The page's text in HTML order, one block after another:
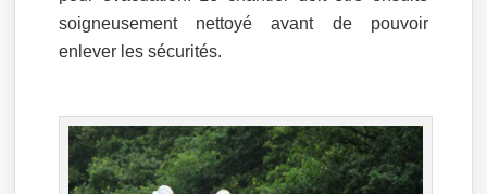
soigneusement nettoyé avant de pouvoir
enlever les sécurités.